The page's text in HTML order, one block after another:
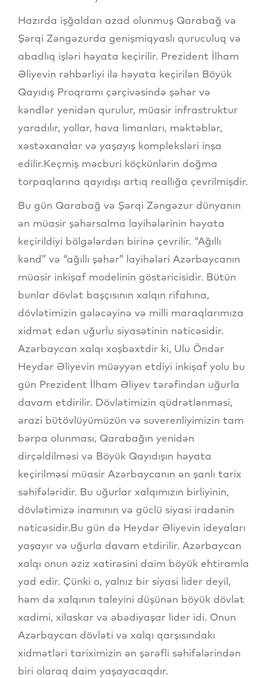
Hazırda işğaldan azad olunmuş Qarabağ və
Şərqi Zəngəzurda genişmiqyaslı quruculuq və
abadlıq işləri həyata keçirilir. Prezident İlham
Əliyevin rəhbərliyi ilə həyata keçirilən Böyük
Qayıdış Proqramı çərçivəsində şəhər və
kəndlər yenidən qurulur, müasir infrastruktur
yaradılır, yollar, hava limanları, məktəblər,
xəstəxanalar və yaşayış kompleksləri inşa
edilir.Keçmiş məcburi köçkünlərin doğma
torpaqlarına qayıdışı artıq reallığa çevrilmişdir.
Bu gün Qarabağ və Şərqi Zəngəzur dünyanın
ən müasir şəhərsalma layihələrinin həyata
keçirildiyi bölgələrdən birinə çevrilir. “Ağıllı
kənd” və “ağıllı şəhər” layihələri Azərbaycanın
müasir inkişaf modelinin göstəricisidir. Bütün
bunlar dövlət başçısının xalqın rifahına,
dövlətimizin gələcəyinə və milli maraqlarımıza
xidmət edən uğurlu siyasətinin nəticəsidir.
Azərbaycan xalqı xoşbəxtdir ki, Ulu Öndər
Heydər Əliyevin müəyyən etdiyi inkişaf yolu bu
gün Prezident İlham Əliyev tərəfindən uğurla
davam etdirilir. Dövlətimizin qüdrətlənməsi,
ərazi bütövlüyümüzün və suverenliyimizin tam
bərpa olunması, Qarabağın yenidən
dirçəldilməsi və Böyük Qayıdışın həyata
keçirilməsi müasir Azərbaycanın ən şanlı tarix
səhifələridir. Bu uğurlar xalqımızın birliyinin,
dövlətimizə inamının və güclü siyasi iradənin
nəticəsidir.Bu gün də Heydər Əliyevin ideyaları
yaşayır və uğurla davam etdirilir. Azərbaycan
xalqı onun əziz xatirəsini daim böyük ehtiramla
yad edir. Çünki o, yalnız bir siyasi lider deyil,
həm də xalqının taleyini düşünən böyük dövlət
xadimi, xilaskar və əbədiyaşar lider idi. Onun
Azərbaycan dövləti və xalqı qarşısındakı
xidmətləri tariximizin ən şərəfli səhifələrindən
biri olaraq daim yaşayacaqdır.